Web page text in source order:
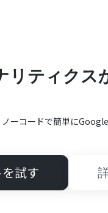
リティクス
ーコードで簡単に
試す